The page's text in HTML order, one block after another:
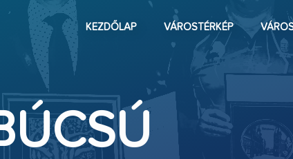
KEZDŐLAP VÁROSTÉRKÉP